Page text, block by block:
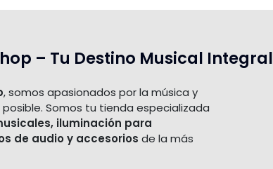
– Tu Destino Musical Integral
, somos apasionados por la música y
Somos tu tienda especializada
iluminación para
de audio y accesorios de la más